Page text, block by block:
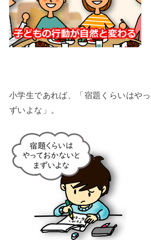
小学生であれば、「宿題くらいはや
ずいよな」。